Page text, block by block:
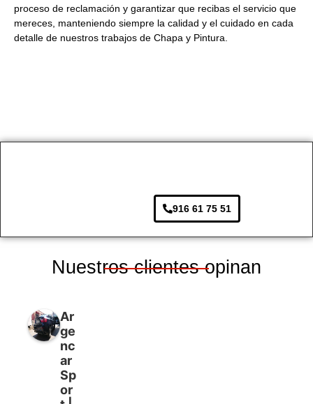
proceso de reclamación y garantizar que recibas el servicio que
mereces, manteniendo siempre la calidad y el cuidado en cada
detalle de nuestros trabajos de Chapa y Pintura.
916 61 75 51
Nuestros clientes opinan
Ar
ge
nc
ar
Sp
or